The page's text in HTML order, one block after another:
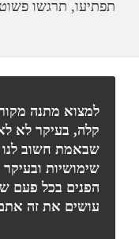
תפתיעו, תרגשו פשוט
למצוא מתנה
קלה, בעיקר לא
שבאמת חשוב לנו
שימושיות
הפנים בכל פעם
עושים את זה